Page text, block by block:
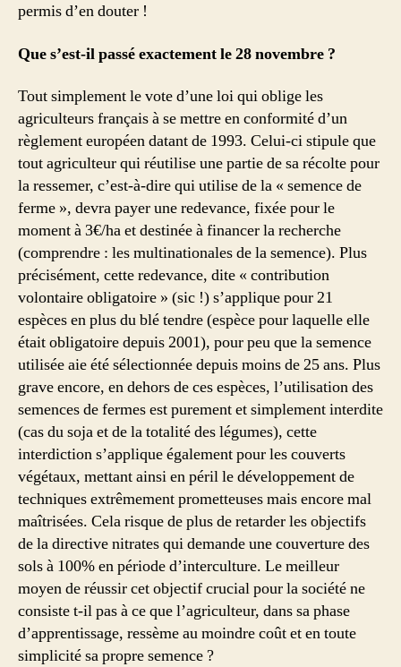
permis d’en douter !
Que s’est-il passé exactement le 28 novembre ?
Tout simplement le vote d’une loi qui oblige les
agriculteurs français à se mettre en conformité d’un
règlement européen datant de 1993. Celui-ci stipule que
tout agriculteur qui réutilise une partie de sa récolte pour
la ressemer, c’est-à-dire qui utilise de la « semence de
ferme », devra payer une redevance, fixée pour le
moment à 3€/ha et destinée à financer la recherche
(comprendre : les multinationales de la semence). Plus
précisément, cette redevance, dite « contribution
volontaire obligatoire » (sic !) s’applique pour 21
espèces en plus du blé tendre (espèce pour laquelle elle
était obligatoire depuis 2001), pour peu que la semence
utilisée aie été sélectionnée depuis moins de 25 ans. Plus
grave encore, en dehors de ces espèces, l’utilisation des
semences de fermes est purement et simplement interdite
(cas du soja et de la totalité des légumes), cette
interdiction s’applique également pour les couverts
végétaux, mettant ainsi en péril le développement de
techniques extrêmement prometteuses mais encore mal
maîtrisées. Cela risque de plus de retarder les objectifs
de la directive nitrates qui demande une couverture des
sols à 100% en période d’interculture. Le meilleur
moyen de réussir cet objectif crucial pour la société ne
consiste t-il pas à ce que l’agriculteur, dans sa phase
d’apprentissage, ressème au moindre coût et en toute
simplicité sa propre semence ?